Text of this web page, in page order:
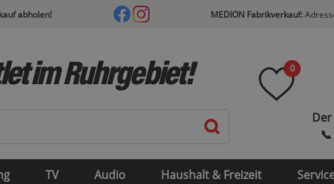
abholen! MEDION Fabrikverkauf:
0
im Ruhrgebiet!
TV Audio Haushalt & Freizeit